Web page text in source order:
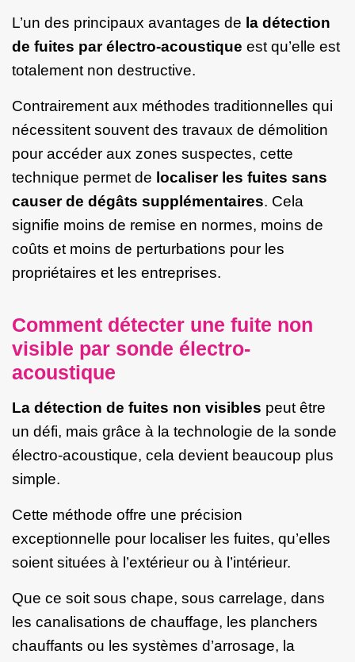
L’un des principaux avantages de la détection
de fuites par électro-acoustique est qu’elle est
totalement non destructive.
Contrairement aux méthodes traditionnelles qui
nécessitent souvent des travaux de démolition
pour accéder aux zones suspectes, cette
technique permet de localiser les fuites sans
causer de dégâts supplémentaires. Cela
signifie moins de remise en normes, moins de
coûts et moins de perturbations pour les
propriétaires et les entreprises.
Comment détecter une fuite non
visible par sonde électro-
acoustique
La détection de fuites non visibles peut être
un défi, mais grâce à la technologie de la sonde
électro-acoustique, cela devient beaucoup plus
simple.
Cette méthode offre une précision
exceptionnelle pour localiser les fuites, qu’elles
soient situées à l’extérieur ou à l’intérieur.
Que ce soit sous chape, sous carrelage, dans
les canalisations de chauffage, les planchers
chauffants ou les systèmes d’arrosage, la